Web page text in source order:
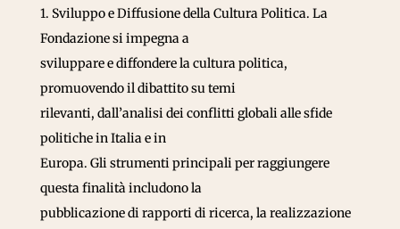
1. Sviluppo e Diffusione della Cultura Politica. La
Fondazione si impegna a
sviluppare e diffondere la cultura politica,
promuovendo il dibattito su temi
rilevanti, dall’analisi dei conflitti globali alle sfide
politiche in Italia e in
Europa. Gli strumenti principali per raggiungere
questa finalità includono la
pubblicazione di rapporti di ricerca, la realizzazione